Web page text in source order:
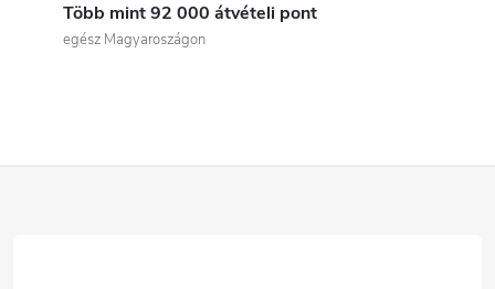
Több mint 92 000 átvételi pont
egész Magyaroszágon